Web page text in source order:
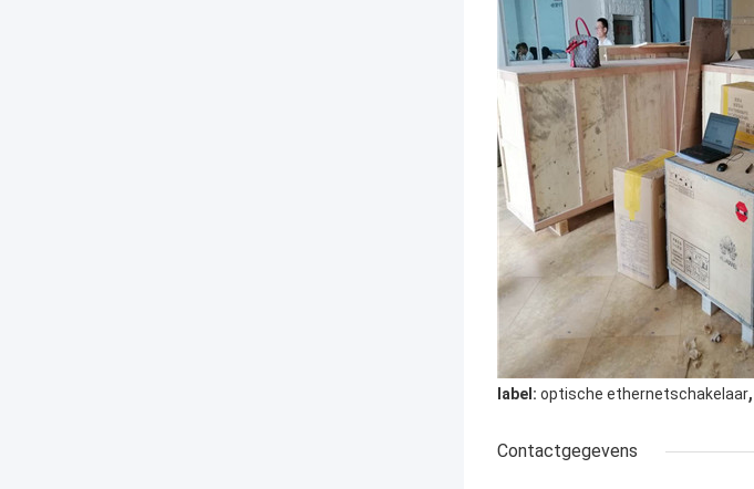
label: optische ethernetschakelaar,
Contactgegevens